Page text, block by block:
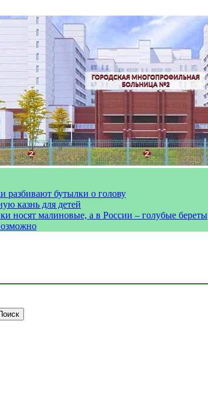
разбивают бутылки о голову
казнь для детей
носят малиновые, а в России – голубые береты